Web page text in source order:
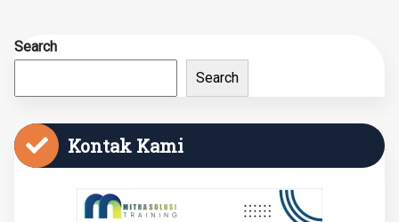
Search
Search
Kontak Kami